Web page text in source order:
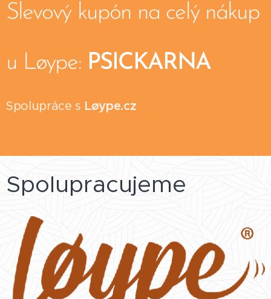
Slevový kupón na celý nákup
u Løype: PSICKARNA
Spolupráce s Løype.cz
Spolupracujeme